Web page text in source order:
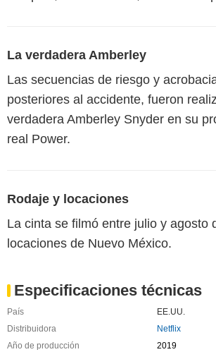
La verdadera Amberley
Las secuencias de riesgo y
posteriores al accidente, fueron
verdadera Amberley Snyder en su
real Power.
Rodaje y locaciones
La cinta se filmó entre julio y agosto
locaciones de Nuevo México.
Especificaciones técnicas
País
EE.UU.
Distribuidora
Netflix
Año de producción
2019